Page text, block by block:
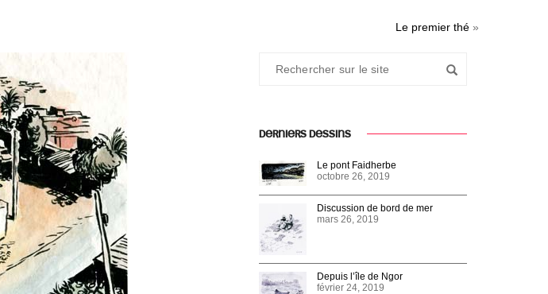
Le premier thé »
DERNIERS DESSINS
Le pont Faidherbe
octobre 26, 2019
Discussion de bord de mer
mars 26, 2019
Depuis l’île de Ngor
février 24, 2019